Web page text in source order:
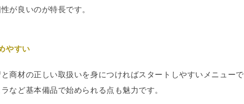
が良いのが特長です。
やすい
商材の正しい取扱いを身につければスタートしやすいメニューで
など基本備品で始められる点も魅力です。